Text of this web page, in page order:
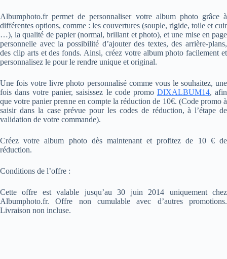
Albumphoto.fr permet de personnaliser votre album photo grâce à
différentes options, comme : les couvertures (souple, rigide, toile et cuir
…), la qualité de papier (normal, brillant et photo), et une mise en page
personnelle avec la possibilité d’ajouter des textes, des arrière-plans,
des clip arts et des fonds. Ainsi, créez votre album photo facilement et
personnalisez le pour le rendre unique et original.
Une fois votre livre photo personnalisé comme vous le souhaitez, une
fois dans votre panier, saisissez le code promo DIXALBUM14, afin
que votre panier prenne en compte la réduction de 10€. (Code promo à
saisir dans la case prévue pour les codes de réduction, à l’étape de
validation de votre commande).
Créez votre album photo dès maintenant et profitez de 10 € de
réduction.
Conditions de l’offre :
Cette offre est valable jusqu’au 30 juin 2014 uniquement chez
Albumphoto.fr. Offre non cumulable avec d’autres promotions.
Livraison non incluse.